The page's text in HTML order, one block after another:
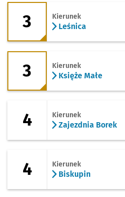
3 - kierunek Leśnica
3 Kierunek
Leśnica
3 - kierunek Księże
3 Kierunek
Księże Małe
4 Kierunek
Zajezdnia Borek
4 Kierunek
Biskupin